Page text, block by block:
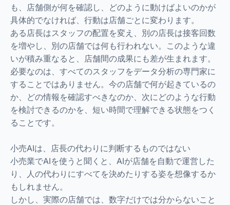
も、店舗側が何を確認し、どのように動けばよいのかが
具体的でなければ、行動は店舗ごとに変わります。
ある店長はスタッフの配置を変え、別の店長は接客回数
を増やし、別の店舗では何も行われない。このような違
いが積み重なると、店舗間の成果にも差が生まれます。
必要なのは、すべてのスタッフをデータ分析の専門家に
することではありません。今の店舗で何が起きているの
か、どの情報を確認すべきなのか、次にどのような行動
を検討できるのかを、短い時間で理解できる状態をつく
ることです。
小売AIは、店長の代わりに判断するものではない
小売業でAIを使うと聞くと、AIが店舗を自動で運営した
り、人の代わりにすべてを決めたりする姿を想像するか
もしれません。
しかし、実際の店舗では、数字だけでは分からないこと